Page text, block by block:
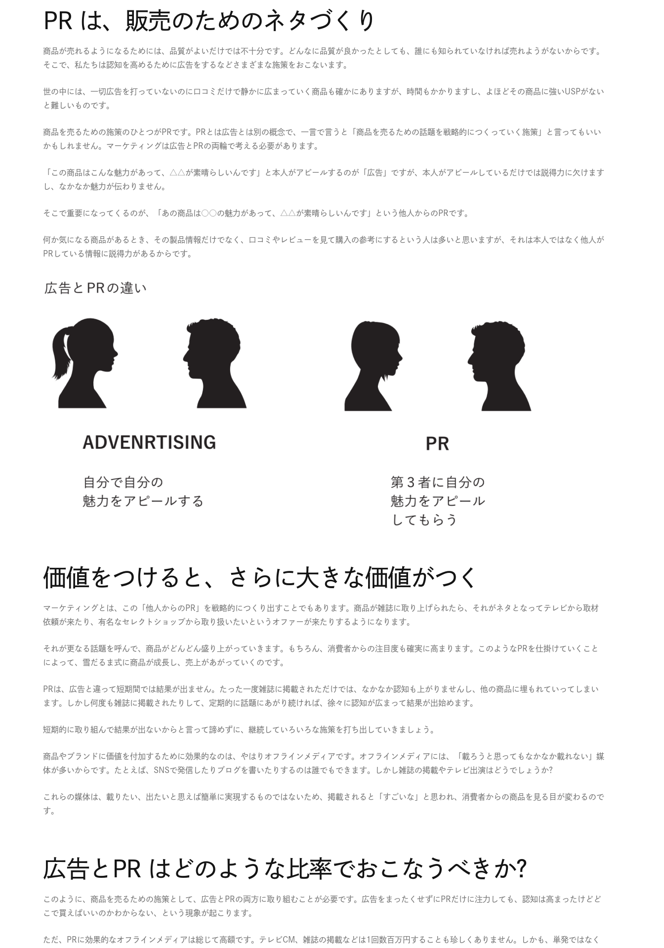
PR は、販売のためのネタづくり
商品が売れるようになるためには、品質がよいだけでは不十分です。どんなに品質が良かったとしても、誰にも知られていなければ売れようがないからです。
そこで、私たちは認知を高めるために広告をするなどさまざまな施策をおこないます。
世の中には、一切広告を打っていないのに口コミだけで静かに広まっていく商品も確かにありますが、時間もかかりますし、よほどその商品に強いUSPがない
と難しいものです。
商品を売るための施策のひとつがPRです。PRとは広告とは別の概念で、一言で言うと「商品を売るための話題を戦略的につくっていく施策」と言ってもいい
かもしれません。マーケティングは広告とPRの両輪で考える必要があります。
「この商品はこんな魅力があって、△△が素晴らしいんです」と本人がアピールするのが「広告」ですが、本人がアピールしているだけでは説得力に欠けます
し、なかなか魅力が伝わりません。
そこで重要になってくるのが、「あの商品は○○の魅力があって、△△が素晴らしいんです」という他人からのPRです。
何か気になる商品があるとき、その製品情報だけでなく、口コミやレビューを見て購入の参考にするという人は多いと思いますが、それは本人ではなく他人が
PRしている情報に説得力があるからです。
価値をつけると、さらに大きな価値がつく
マーケティングとは、この「他人からのPR」を戦略的につくり出すことでもあります。商品が雑誌に取り上げられたら、それがネタとなってテレビから取材
依頼が来たり、有名なセレクトショップから取り扱いたいというオファーが来たりするようになります。
それが更なる話題を呼んで、商品がどんどん盛り上がっていきます。もちろん、消費者からの注目度も確実に高まります。このようなPRを仕掛けていくこと
によって、雪だるま式に商品が成長し、売上があがっていくのです。
PRは、広告と違って短期間では結果が出ません。たった一度雑誌に掲載されただけでは、なかなか認知も上がりませんし、他の商品に埋もれていってしまい
ます。しかし何度も雑誌に掲載されたりして、定期的に話題にあがり続ければ、徐々に認知が広まって結果が出始めます。
短期的に取り組んで結果が出ないからと言って諦めずに、継続していろいろな施策を打ち出していきましょう。
商品やブランドに価値を付加するために効果的なのは、やはりオフラインメディアです。オフラインメディアには、「載ろうと思ってもなかなか載れない」媒
体が多いからです。たとえば、SNSで発信したりブログを書いたりするのは誰でもできます。しかし雑誌の掲載やテレビ出演はどうでしょうか?
これらの媒体は、載りたい、出たいと思えば簡単に実現するものではないため、掲載されると「すごいな」と思われ、消費者からの商品を見る目が変わるので
す。
広告とPR はどのような比率でおこなうべきか?
このように、商品を売るための施策として、広告とPRの両方に取り組むことが必要です。広告をまったくせずにPRだけに注力しても、認知は高まったけどど
こで買えばいいのかわからない、という現象が起こります。
ただ、PRに効果的なオフラインメディアは総じて高額です。テレビCM、雑誌の掲載などは1回数百万円することも珍しくありません。しかも、単発ではなく